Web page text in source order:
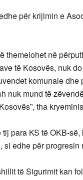
për krijimin e
themelohet në
të Kosovës, nuk
komunale
nuk mund të
tha
para KS të OKB-
si edhe për
të Sigurimit kan